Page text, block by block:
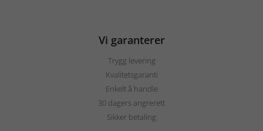
Vi garanterer
Trygg levering
Kvalitetsgaranti
Enkelt å handle
30 dagers angrerett
Sikker betaling